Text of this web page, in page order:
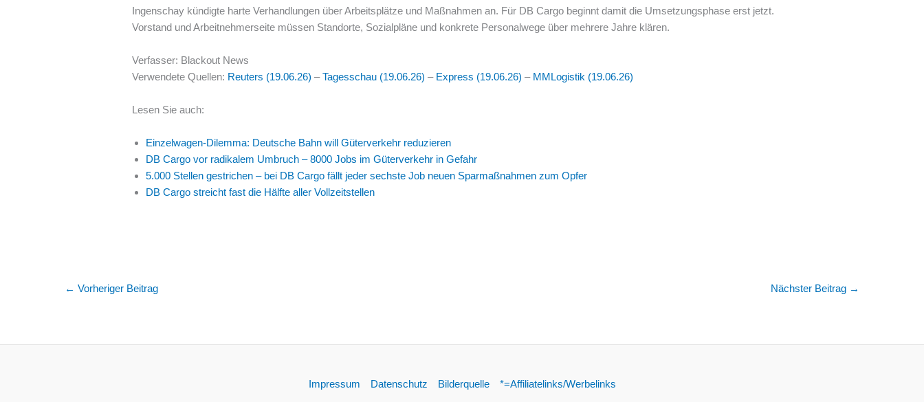
Ingenschay kündigte harte Verhandlungen über Arbeitsplätze und Maßnahmen an. Für DB Cargo beginnt damit die Umsetzungsphase erst jetzt.
Vorstand und Arbeitnehmerseite müssen Standorte, Sozialpläne und konkrete Personalwege über mehrere Jahre klären.
Verfasser: Blackout News
Verwendete Quellen: Reuters (19.06.26) –Tagesschau (19.06.26) – Express (19.06.26) – MMLogistik (19.06.26)
Lesen Sie auch:
Einzelwagen-Dilemma: Deutsche Bahn will Güterverkehr reduzieren
DB Cargo vor radikalem Umbruch – 8000 Jobs im Güterverkehr in Gefahr
5.000 Stellen gestrichen – bei DB Cargo fällt jeder sechste Job neuen Sparmaßnahmen zum Opfer
DB Cargo streicht fast die Hälfte aller Vollzeitstellen
← Vorheriger Beitrag Nächster Beitrag →
Impressum Datenschutz Bilderquelle *=Affiliatelinks/Werbelinks